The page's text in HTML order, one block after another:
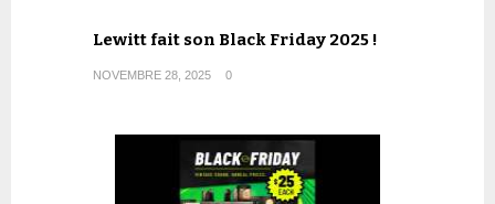
Lewitt fait son Black Friday 2025 !
NOVEMBRE 28, 2025 0